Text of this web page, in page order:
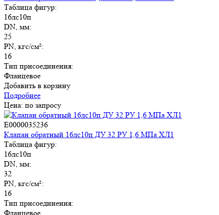
Таблица фигур:
16лс10п
DN, мм:
25
PN, кгс/см²:
16
Тип присоединения:
Фланцевое
Добавить в корзину
Подробнее
Цена: по запросу
E0000035236
Клапан обратный 16лс10п ДУ 32 РУ 1,6 МПа ХЛ1
Таблица фигур:
16лс10п
DN, мм:
32
PN, кгс/см²:
16
Тип присоединения:
Фланцевое